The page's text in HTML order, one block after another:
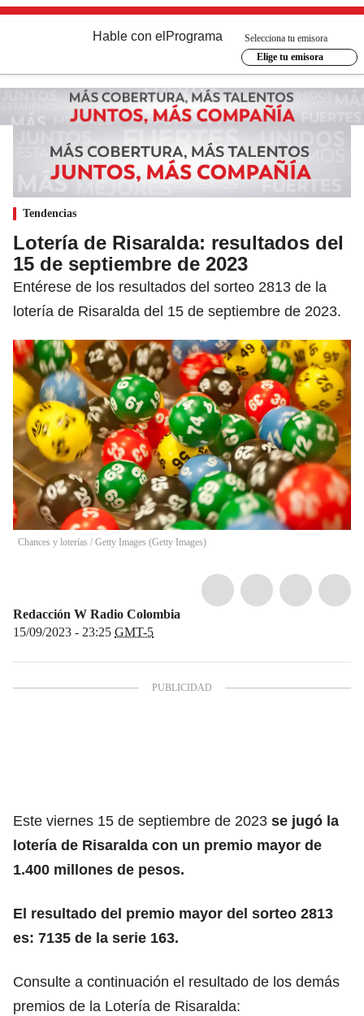
Hable con el Programa
Selecciona tu emisora
Elige tu emisora
Tendencias
Lotería de Risaralda: resultados del
15 de septiembre de 2023
Entérese de los resultados del sorteo 2813 de la
lotería de Risaralda del 15 de septiembre de 2023.
Chances y loterías / Getty Images (Getty Images)
Redacción W Radio Colombia
15/09/2023 - 23:25 GMT-5
Este viernes 15 de septiembre de 2023 se jugó la
lotería de Risaralda con un premio mayor de
1.400 millones de pesos.
El resultado del premio mayor del sorteo 2813
es: 7135 de la serie 163.
Consulte a continuación el resultado de los demás
premios de la Lotería de Risaralda: